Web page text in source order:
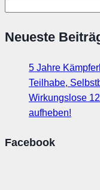
Neueste
5 Jahre
Teilhabe,
Wirkungslose
aufheben!
Facebook